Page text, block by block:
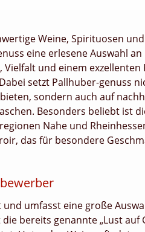
Weine, Spirituosen
eine erlesene Auswahl
und einem exzellenten
setzt Pallhuber-genuss
sondern auch auf
Besonders beliebt ist
Nahe und
das für besondere
umfasst eine große
bereits genannte „Lust auf